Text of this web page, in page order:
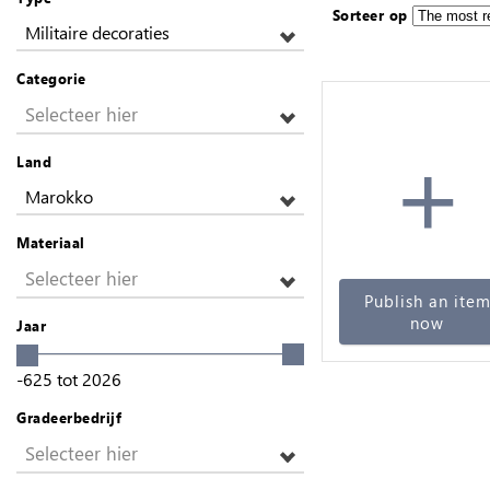
Militaire decoraties
Categorie
Selecteer hier
Land
Marokko
Materiaal
Selecteer hier
Jaar
-625 tot 2026
Gradeerbedrijf
Selecteer hier
Sorteer op
+
Publish an item
now